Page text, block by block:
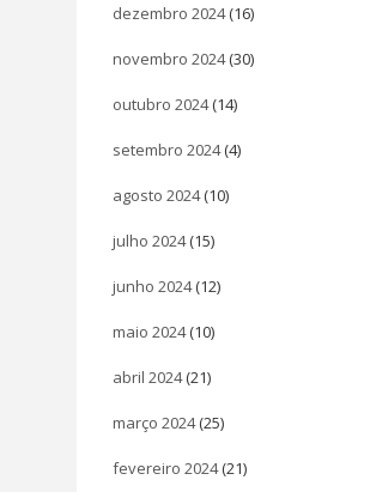
dezembro 2024(16)
novembro 2024(30)
outubro 2024(14)
setembro 2024(4)
agosto 2024(10)
julho 2024(15)
junho 2024(12)
maio 2024(10)
abril 2024(21)
março 2024(25)
fevereiro 2024(21)